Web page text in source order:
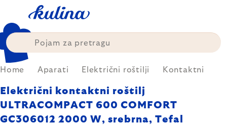
content
Home Aparati Električni roštilji Kontaktni
Električni kontaktni roštilj
ULTRACOMPACT 600 COMFORT
GC306012 2000 W, srebrna, Tefal